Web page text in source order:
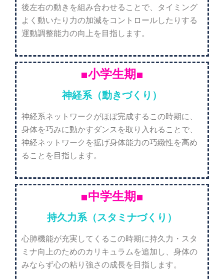
後左右の動きを組み合わせることで、タイミング
よく動いたり力の加減をコントロールしたりする
運動調整能力の向上を目指します。
■小学生期■
神経系（動きづくり）
神経系ネットワークがほぼ完成するこの時期に、
身体を巧みに動かすダンスを取り入れることで、
神経ネットワークを拡げ身体能力の巧緻性を高め
ることを目指します。
■中学生期■
持久力系（スタミナづくり）
心肺機能が充実してくるこの時期に持久力・スタ
ミナ向上のためのカリキュラムを追加し、身体の
みならず心の粘り強さの成長を目指します。